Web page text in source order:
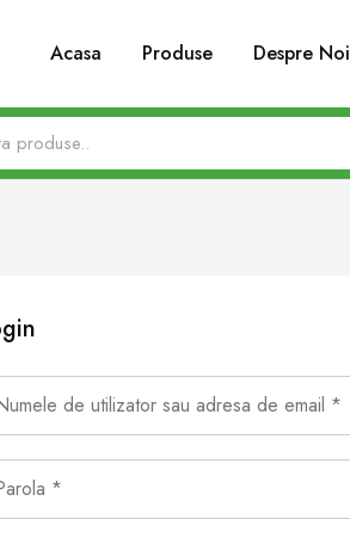
Acasa Produse Despre Noi